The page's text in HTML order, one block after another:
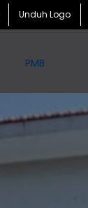
Unduh Logo
PMB